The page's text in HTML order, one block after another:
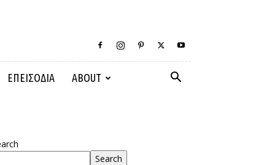
ΕΠΕΙΣΟΔΙΑ ABOUT
Search